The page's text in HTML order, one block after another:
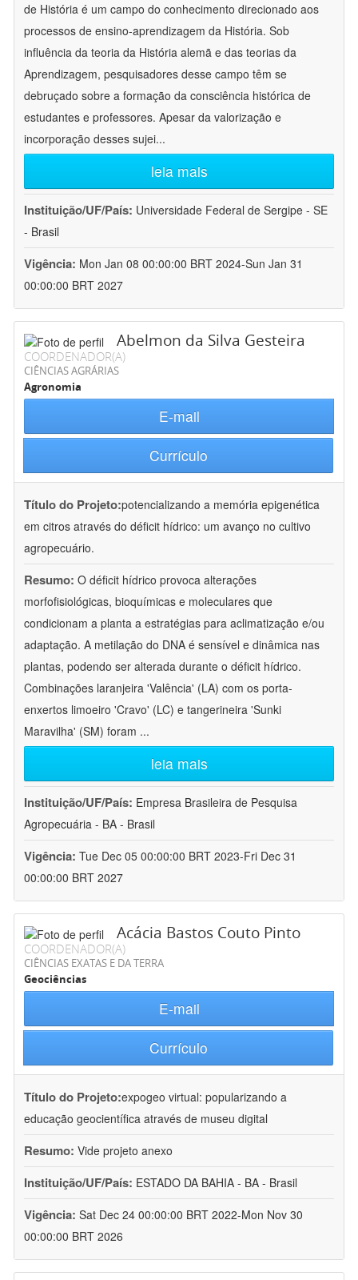
de História é um campo do conhecimento direcionado aos
processos de ensino-aprendizagem da História. Sob
influência da teoria da História alemã e das teorias da
Aprendizagem, pesquisadores desse campo têm se
debruçado sobre a formação da consciência histórica de
estudantes e professores. Apesar da valorização e
incorporação desses sujei...
leia mais
Instituição/UF/País: Universidade Federal de Sergipe - SE
- Brasil
Vigência: Mon Jan 08 00:00:00 BRT 2024-Sun Jan 31
00:00:00 BRT 2027
Abelmon da Silva Gesteira
COORDENADOR(A)
CIÊNCIAS AGRÁRIAS
Agronomia
E-mail
Currículo
Título do Projeto:potencializando a memória epigenética
em citros através do déficit hídrico: um avanço no cultivo
agropecuário.
Resumo: O déficit hídrico provoca alterações
morfofisiológicas, bioquímicas e moleculares que
condicionam a planta a estratégias para aclimatização e/ou
adaptação. A metilação do DNA é sensível e dinâmica nas
plantas, podendo ser alterada durante o déficit hídrico.
Combinações laranjeira 'Valência' (LA) com os porta-
enxertos limoeiro 'Cravo' (LC) e tangerineira 'Sunki
Maravilha' (SM) foram ...
leia mais
Instituição/UF/País: Empresa Brasileira de Pesquisa
Agropecuária - BA - Brasil
Vigência: Tue Dec 05 00:00:00 BRT 2023-Fri Dec 31
00:00:00 BRT 2027
Acácia Bastos Couto Pinto
COORDENADOR(A)
CIÊNCIAS EXATAS E DA TERRA
Geociências
E-mail
Currículo
Título do Projeto:expogeo virtual: popularizando a
educação geocientífica através de museu digital
Resumo: Vide projeto anexo
Instituição/UF/País: ESTADO DA BAHIA - BA - Brasil
Vigência: Sat Dec 24 00:00:00 BRT 2022-Mon Nov 30
00:00:00 BRT 2026